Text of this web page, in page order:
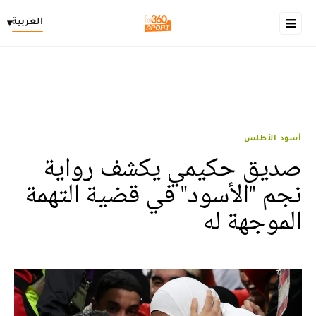
العربية▾
أسود الأطلس
صديق حكيمي يكشف رواية
نجم "الأسود" في قضية التهمة
الموجهة له